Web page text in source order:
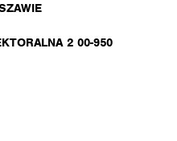
2 00-950